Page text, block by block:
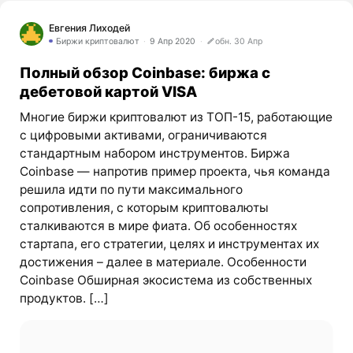
Евгения Лиходей
Биржи криптовалют 9 Апр 2020 обн. 30 Апр
Полный обзор Coinbase: биржа с
дебетовой картой VISA
Многие биржи криптовалют из ТОП-15, работающие
с цифровыми активами, ограничиваются
стандартным набором инструментов. Биржа
Coinbase — напротив пример проекта, чья команда
решила идти по пути максимального
сопротивления, с которым криптовалюты
сталкиваются в мире фиата. Об особенностях
стартапа, его стратегии, целях и инструментах их
достижения – далее в материале. Особенности
Coinbase Обширная экосистема из собственных
продуктов. […]